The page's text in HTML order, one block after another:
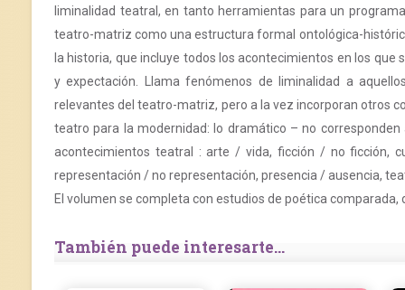
liminalidad teatral, en tanto herramientas para un
teatro-matriz como una estructura formal ontológica-
la historia, que incluye todos los acontecimientos en los
y expectación. Llama fenómenos de liminalidad a
relevantes del teatro-matriz, pero a la vez incorporan otros
teatro para la modernidad: lo dramático – no
acontecimientos teatral : arte / vida, ficción / no ficción,
representación / no representación, presencia / ausencia,
El volumen se completa con estudios de poética
También puede interesarte...